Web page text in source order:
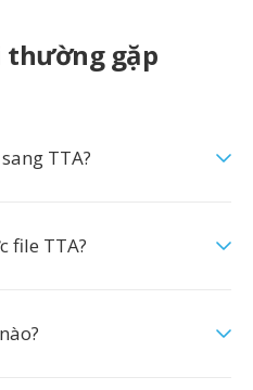
thường gặp
TTA?
file TTA?